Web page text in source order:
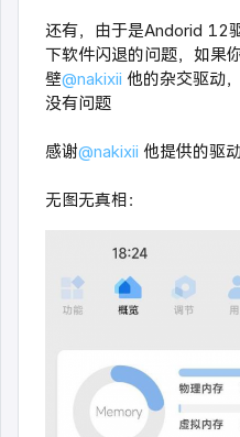
还有，由于是Andorid 12
下软件闪退的问题，如果
壁@nakixii 他的杂交驱动
没有问题
感谢@nakixii 他提供的驱
无图无真相：